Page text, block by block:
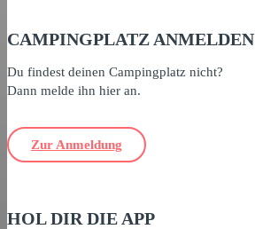
CAMPINGPLATZ ANMELDEN
Du findest deinen Campingplatz nicht?
Dann melde ihn hier an.
Zur Anmeldung
HOL DIR DIE APP